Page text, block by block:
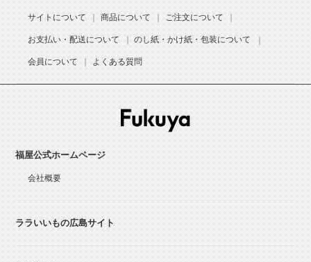
サイトについて 商品について ご注文について
お支払い・配送について のし紙・かけ紙・包装について
会員について よくある質問
福屋公式ホームページ
会社概要
ララいいもの広島サイト